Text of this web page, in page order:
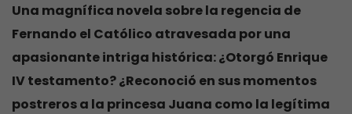
Una magnífica novela sobre la regencia de
Fernando el Católico atravesada por una
apasionante intriga histórica: ¿Otorgó Enrique
IV testamento? ¿Reconoció en sus momentos
postreros a la princesa Juana como la legítima